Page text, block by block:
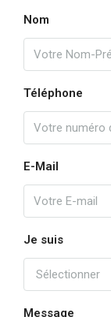
Nom
Téléphone
E-Mail
Je suis
Sélectionner
Message